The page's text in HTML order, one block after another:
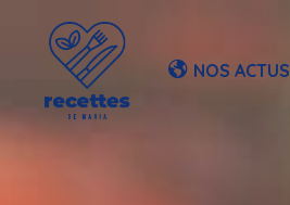
contenu
NOS ACTUS